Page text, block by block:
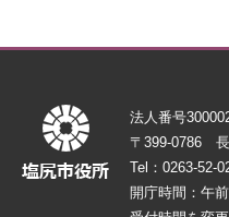
法人番号
〒399-0786
Tel：0263-52-
開庁時間：午